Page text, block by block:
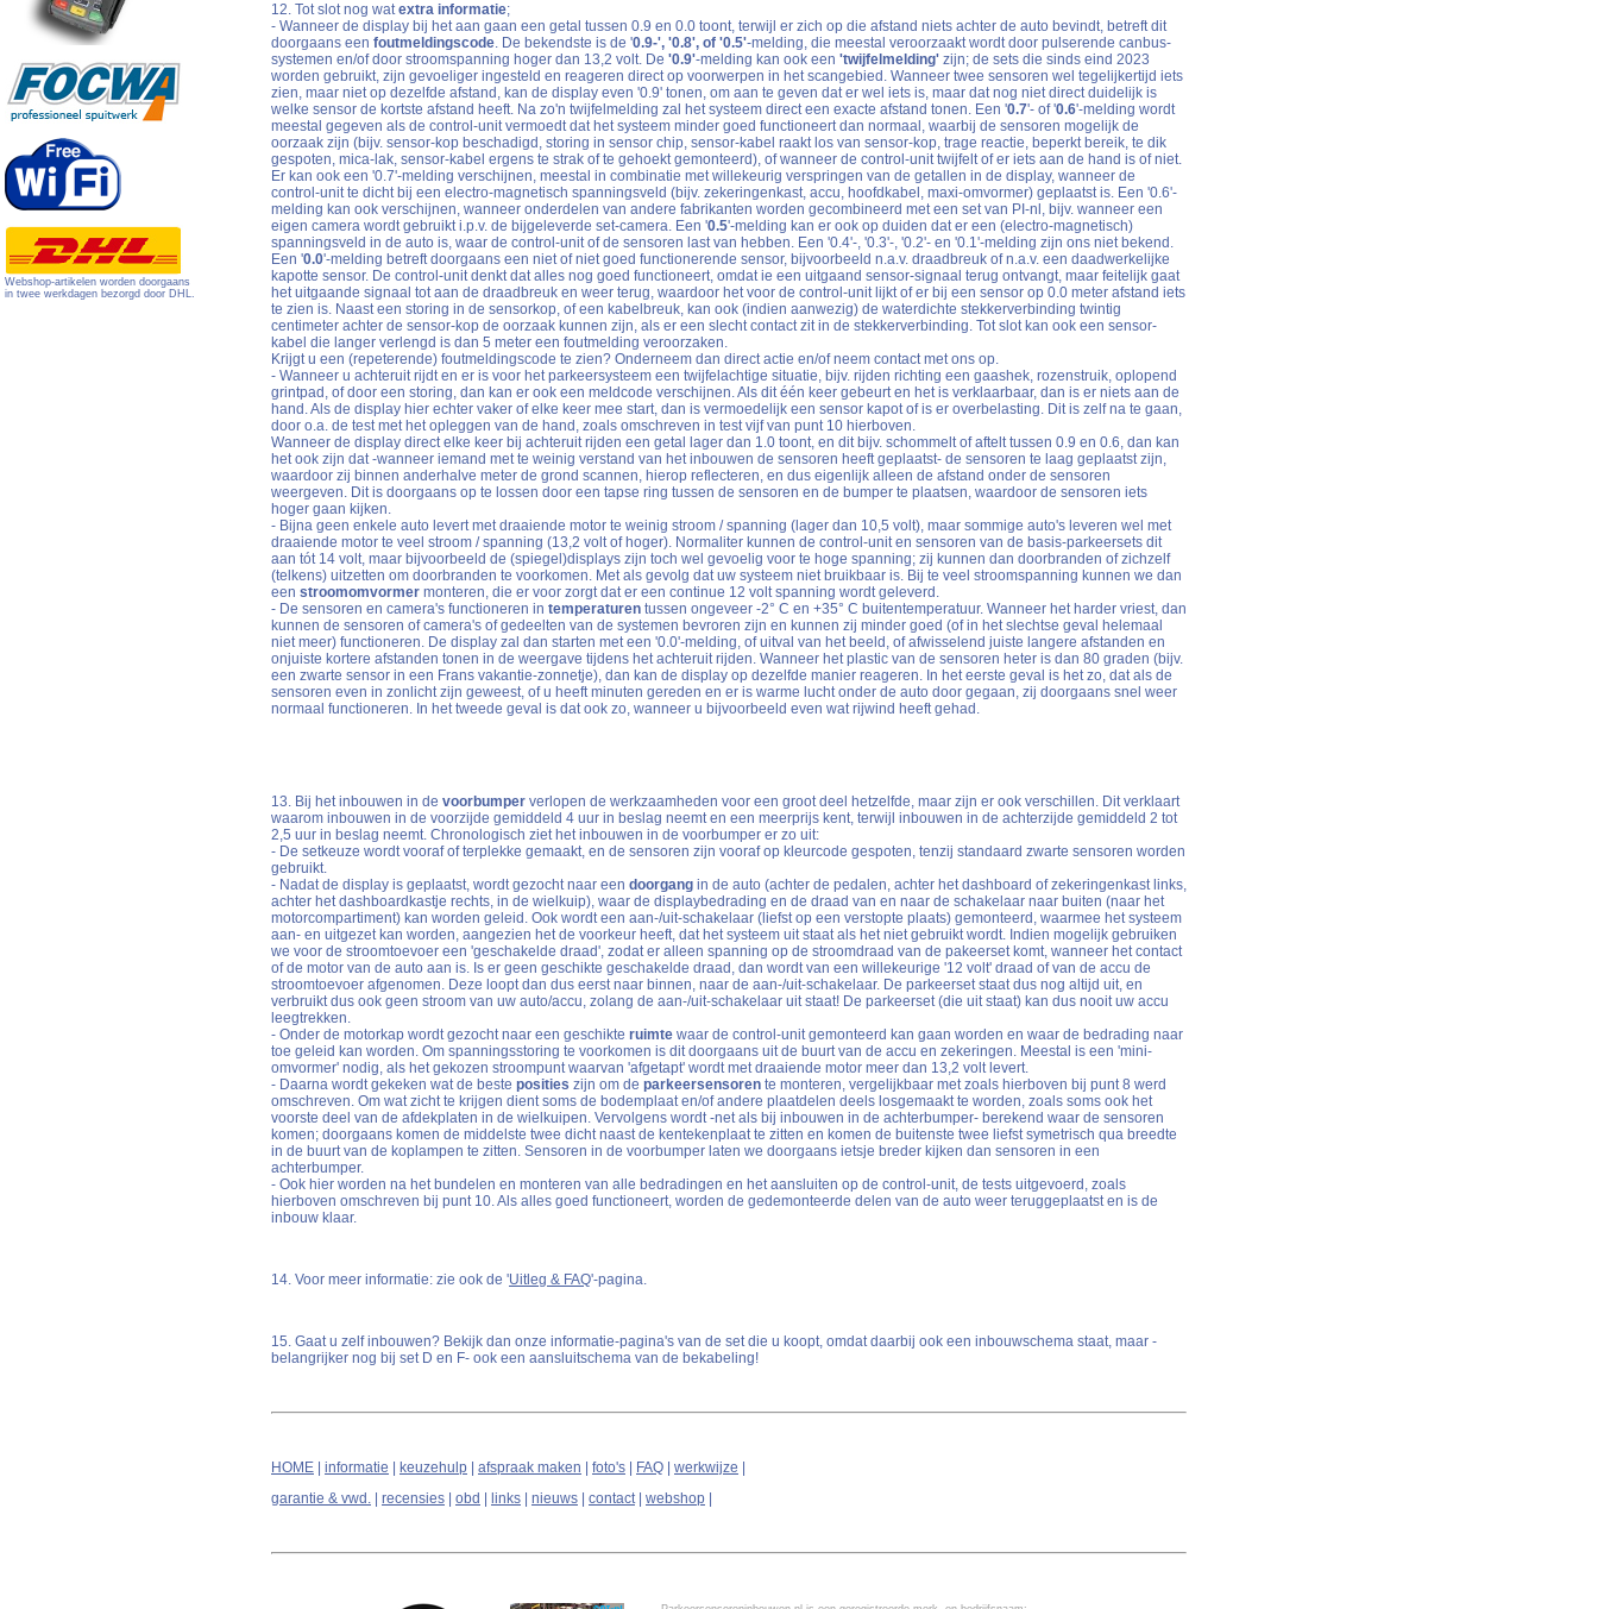
Webshop-artikelen worden doorgaans
in twee werkdagen bezorgd door DHL.
12. Tot slot nog watextra informatie;
- Wanneer de display bij het aan gaan een getal tussen 0.9 en 0.0 toont, terwijl er zich op die afstand niets achter de auto bevindt, betreft dit
doorgaans een foutmeldingscode. De bekendste is de '0.9-', '0.8', of '0.5'-melding, die meestal veroorzaakt wordt door pulserende canbus-
systemen en/of door stroomspanning hoger dan 13,2 volt. De '0.9'-melding kan ook een 'twijfelmelding' zijn; de sets die sinds eind 2023
worden gebruikt, zijn gevoeliger ingesteld en reageren direct op voorwerpen in het scangebied. Wanneer twee sensoren wel tegelijkertijd iets
zien, maar niet op dezelfde afstand, kan de display even '0.9' tonen, om aan te geven dat er wel iets is, maar dat nog niet direct duidelijk is
welke sensor de kortste afstand heeft. Na zo'n twijfelmelding zal het systeem direct een exacte afstand tonen. Een '0.7'- of '0.6'-melding wordt
meestal gegeven als de control-unit vermoedt dat het systeem minder goed functioneert dan normaal, waarbij de sensoren mogelijk de
oorzaak zijn (bijv. sensor-kop beschadigd, storing in sensor chip, sensor-kabel raakt los van sensor-kop, trage reactie, beperkt bereik, te dik
gespoten, mica-lak, sensor-kabel ergens te strak of te gehoekt gemonteerd), of wanneer de control-unit twijfelt of er iets aan de hand is of niet.
Er kan ook een '0.7'-melding verschijnen, meestal in combinatie met willekeurig verspringen van de getallen in de display, wanneer de
control-unit te dicht bij een electro-magnetisch spanningsveld (bijv. zekeringenkast, accu, hoofdkabel, maxi-omvormer) geplaatst is. Een '0.6'-
melding kan ook verschijnen, wanneer onderdelen van andere fabrikanten worden gecombineerd met een set van PI-nl, bijv. wanneer een
eigen camera wordt gebruikt i.p.v. de bijgeleverde set-camera. Een '0.5'-melding kan er ook op duiden dat er een (electro-magnetisch)
spanningsveld in de auto is, waar de control-unit of de sensoren last van hebben. Een '0.4'-, '0.3'-, '0.2'- en '0.1'-melding zijn ons niet bekend.
Een '0.0'-melding betreft doorgaans een niet of niet goed functionerende sensor, bijvoorbeeld n.a.v. draadbreuk of n.a.v. een daadwerkelijke
kapotte sensor. De control-unit denkt dat alles nog goed functioneert, omdat ie een uitgaand sensor-signaal terug ontvangt, maar feitelijk gaat
het uitgaande signaal tot aan de draadbreuk en weer terug, waardoor het voor de control-unit lijkt of er bij een sensor op 0.0 meter afstand iets
te zien is. Naast een storing in de sensorkop, of een kabelbreuk, kan ook (indien aanwezig) de waterdichte stekkerverbinding twintig
centimeter achter de sensor-kop de oorzaak kunnen zijn, als er een slecht contact zit in de stekkerverbinding. Tot slot kan ook een sensor-
kabel die langer verlengd is dan 5 meter een foutmelding veroorzaken.
Krijgt u een (repeterende) foutmeldingscode te zien? Onderneem dan direct actie en/of neem contact met ons op.
- Wanneer u achteruit rijdt en er is voor het parkeersysteem een twijfelachtige situatie, bijv. rijden richting een gaashek, rozenstruik, oplopend
grintpad, of door een storing, dan kan er ook een meldcode verschijnen. Als dit één keer gebeurt en het is verklaarbaar, dan is er niets aan de
hand. Als de display hier echter vaker of elke keer mee start, dan is vermoedelijk een sensor kapot of is er overbelasting. Dit is zelf na te gaan,
door o.a. de test met het opleggen van de hand, zoals omschreven in test vijf van punt 10 hierboven.
Wanneer de display direct elke keer bij achteruit rijden een getal lager dan 1.0 toont, en dit bijv. schommelt of aftelt tussen 0.9 en 0.6, dan kan
het ook zijn dat -wanneer iemand met te weinig verstand van het inbouwen de sensoren heeft geplaatst- de sensoren te laag geplaatst zijn,
waardoor zij binnen anderhalve meter de grond scannen, hierop reflecteren, en dus eigenlijk alleen de afstand onder de sensoren
weergeven. Dit is doorgaans op te lossen door een tapse ring tussen de sensoren en de bumper te plaatsen, waardoor de sensoren iets
hoger gaan kijken.
- Bijna geen enkele auto levert met draaiende motor te weinig stroom / spanning (lager dan 10,5 volt), maar sommige auto's leveren wel met
draaiende motor te veel stroom / spanning (13,2 volt of hoger). Normaliter kunnen de control-unit en sensoren van de basis-parkeersets dit
aan tót 14 volt, maar bijvoorbeeld de (spiegel)displays zijn toch wel gevoelig voor te hoge spanning; zij kunnen dan doorbranden of zichzelf
(telkens) uitzetten om doorbranden te voorkomen. Met als gevolg dat uw systeem niet bruikbaar is. Bij te veel stroomspanning kunnen we dan
een stroomomvormer monteren, die er voor zorgt dat er een continue 12 volt spanning wordt geleverd.
- De sensoren en camera's functioneren in temperaturen tussen ongeveer -2° C en +35° C buitentemperatuur. Wanneer het harder vriest, dan
kunnen de sensoren of camera's of gedeelten van de systemen bevroren zijn en kunnen zij minder goed (of in het slechtse geval helemaal
niet meer) functioneren. De display zal dan starten met een '0.0'-melding, of uitval van het beeld, of afwisselend juiste langere afstanden en
onjuiste kortere afstanden tonen in de weergave tijdens het achteruit rijden. Wanneer het plastic van de sensoren heter is dan 80 graden (bijv.
een zwarte sensor in een Frans vakantie-zonnetje), dan kan de display op dezelfde manier reageren. In het eerste geval is het zo, dat als de
sensoren even in zonlicht zijn geweest, of u heeft minuten gereden en er is warme lucht onder de auto door gegaan, zij doorgaans snel weer
normaal functioneren. In het tweede geval is dat ook zo, wanneer u bijvoorbeeld even wat rijwind heeft gehad.
13. Bij het inbouwen in de voorbumper verlopen de werkzaamheden voor een groot deel hetzelfde, maar zijn er ook verschillen. Dit verklaart
waarom inbouwen in de voorzijde gemiddeld 4 uur in beslag neemt en een meerprijs kent, terwijl inbouwen in de achterzijde gemiddeld 2 tot
2,5 uur in beslag neemt. Chronologisch ziet het inbouwen in de voorbumper er zo uit:
- De setkeuze wordt vooraf of terplekke gemaakt, en de sensoren zijn vooraf op kleurcode gespoten, tenzij standaard zwarte sensoren worden
gebruikt.
- Nadat de display is geplaatst, wordt gezocht naar een doorgang in de auto (achter de pedalen, achter het dashboard of zekeringenkast links,
achter het dashboardkastje rechts, in de wielkuip), waar de displaybedrading en de draad van en naar de schakelaar naar buiten (naar het
motorcompartiment) kan worden geleid. Ook wordt een aan-/uit-schakelaar (liefst op een verstopte plaats) gemonteerd, waarmee het systeem
aan- en uitgezet kan worden, aangezien het de voorkeur heeft, dat het systeem uit staat als het niet gebruikt wordt. Indien mogelijk gebruiken
we voor de stroomtoevoer een 'geschakelde draad', zodat er alleen spanning op de stroomdraad van de pakeerset komt, wanneer het contact
of de motor van de auto aan is. Is er geen geschikte geschakelde draad, dan wordt van een willekeurige '12 volt' draad of van de accu de
stroomtoevoer afgenomen. Deze loopt dan dus eerst naar binnen, naar de aan-/uit-schakelaar. De parkeerset staat dus nog altijd uit, en
verbruikt dus ook geen stroom van uw auto/accu, zolang de aan-/uit-schakelaar uit staat! De parkeerset (die uit staat) kan dus nooit uw accu
leegtrekken.
- Onder de motorkap wordt gezocht naar een geschikte ruimte waar de control-unit gemonteerd kan gaan worden en waar de bedrading naar
toe geleid kan worden. Om spanningsstoring te voorkomen is dit doorgaans uit de buurt van de accu en zekeringen. Meestal is een 'mini-
omvormer' nodig, als het gekozen stroompunt waarvan 'afgetapt' wordt met draaiende motor meer dan 13,2 volt levert.
- Daarna wordt gekeken wat de beste posities zijn om de parkeersensoren te monteren, vergelijkbaar met zoals hierboven bij punt 8 werd
omschreven. Om wat zicht te krijgen dient soms de bodemplaat en/of andere plaatdelen deels losgemaakt te worden, zoals soms ook het
voorste deel van de afdekplaten in de wielkuipen. Vervolgens wordt -net als bij inbouwen in de achterbumper- berekend waar de sensoren
komen; doorgaans komen de middelste twee dicht naast de kentekenplaat te zitten en komen de buitenste twee liefst symetrisch qua breedte
in de buurt van de koplampen te zitten. Sensoren in de voorbumper laten we doorgaans ietsje breder kijken dan sensoren in een
achterbumper.
- Ook hier worden na het bundelen en monteren van alle bedradingen en het aansluiten op de control-unit, de tests uitgevoerd, zoals
hierboven omschreven bij punt 10. Als alles goed functioneert, worden de gedemonteerde delen van de auto weer teruggeplaatst en is de
inbouw klaar.
14. Voor meer informatie: zie ook de 'Uitleg & FAQ'-pagina.
15. Gaat u zelf inbouwen? Bekijk dan onze informatie-pagina's van de set die u koopt, omdat daarbij ook een inbouwschema staat, maar -
belangrijker nog bij set D en F- ook een aansluitschema van de bekabeling!
HOME informatie keuzehulp afspraak maken foto's FAQ werkwijze
garantie & vwd.
recensies obd links nieuws contact| webshop